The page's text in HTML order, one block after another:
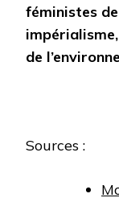
féministes
de
Sources :